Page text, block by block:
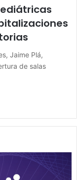
Jaime Plá,
de salas